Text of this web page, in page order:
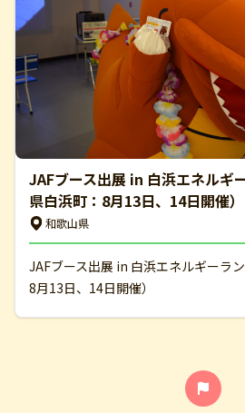
JAFブース出展 in 白浜エネルギ
県白浜町：8月13日、14日開催）
和歌山県
JAFブース出展 in 白浜エネルギーラ
8月13日、14日開催）